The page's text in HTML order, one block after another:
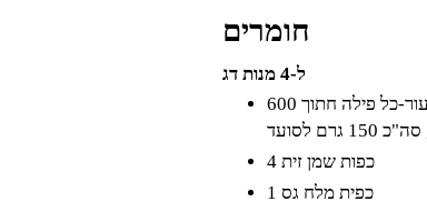
חומרים
ל-4 מנות דג
600 גרם פילה דג מוסר או דניס נקיים מעצמות אך עם העור-כל פילה חתוך
גרם לסועד
4 כפות שמן זית
1 כפית מלח גס